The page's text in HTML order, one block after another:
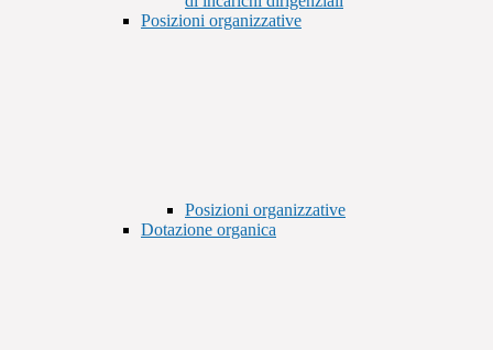
Posizioni organizzative
Posizioni organizzative
Dotazione organica